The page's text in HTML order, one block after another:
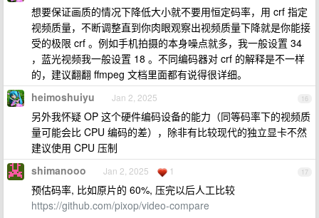
想要保证画质的情况下降低大小就不要用恒定码率，用 crf 指定
视频质量，不断调整直到你肉眼观察出视频质量下降就是你能接
受的极限 crf 。例如手机拍摄的本身噪点就多，我一般设置 34
，蓝光视频我一般设置 18 。不同编码器对 crf 的解释是不一样
的，建议翻翻 ffmpeg 文档里面都有说得很详细。
16
heimoshuiyu Jan 2, 2025
另外我怀疑 OP 这个硬件编码设备的能力（同等码率下的视频质
量可能会比 CPU 编码的差），除非有比较现代的独立显卡不然
建议使用 CPU 压制
17
shimanooo Jan 2, 2025 1
预估码率, 比如原片的 60%, 压完以后人工比较
https://github.com/pixop/video-compare